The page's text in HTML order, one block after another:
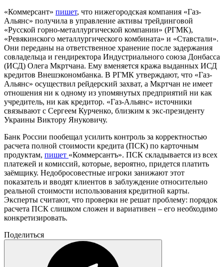
«Коммерсант» пишет, что нижегородская компания «Газ-
Альянс» получила в управление активы трейдинговой
«Русской горно-металлургической компании» (РГМК),
«Ревякинского металлургического комбината» и «Ставстали».
Они переданы на ответственное хранение после задержания
совладельца и гендиректора Индустриального союза Донбасса
(ИСД) Олега Мкртчана. Ему вменяется кража выданных ИСД
кредитов Внешэкономбанка. В РГМК утверждают, что «Газ-
Альянс» осуществил рейдерский захват, а Мкртчан не имеет
отношения ни к одному из упомянутых предприятий ни как
учредитель, ни как кредитор. «Газ-Альянс» источники
связывают с Сергеем Курченко, близким к экс-президенту
Украины Виктору Януковичу.
Банк России пообещал усилить контроль за корректностью
расчета полной стоимости кредита (ПСК) по карточным
продуктам, пишет «Коммерсантъ». ПСК складывается из всех
платежей и комиссий, которые, вероятно, придется платить
заёмщику. Недобросовестные игроки занижают этот
показатель и вводят клиентов в заблуждение относительно
реальной стоимости использования кредитной карты.
Эксперты считают, что проверки не решат проблему: порядок
расчета ПСК слишком сложен и вариативен – его необходимо
конкретизировать.
Поделиться